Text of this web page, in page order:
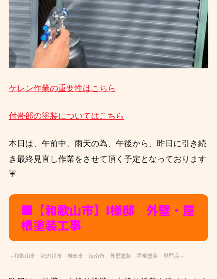
ケレン作業の重要性はこちら
付帯部の塗装についてはこちら
本日は、午前中、雨天の為、午後から、昨日に引き続
き最終見直し作業をさせて頂く予定となっております
☔
■【和歌山市】I様邸 外壁・屋
根塗装工事
～和歌山市 紀の川市 岩出市 海南市 外壁塗装 屋根塗装 専門店～